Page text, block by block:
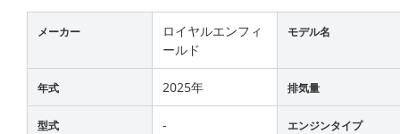
メーカー
ロイヤルエンフィ
ールド
モデル名
年式 2025年 排気量
型式 - エンジンタイプ